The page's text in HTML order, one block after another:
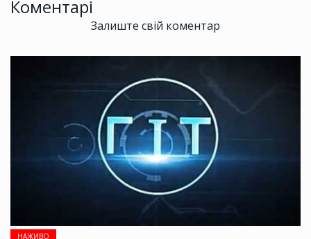
НАЖИВО
Коментарі
Залиште свій коментар